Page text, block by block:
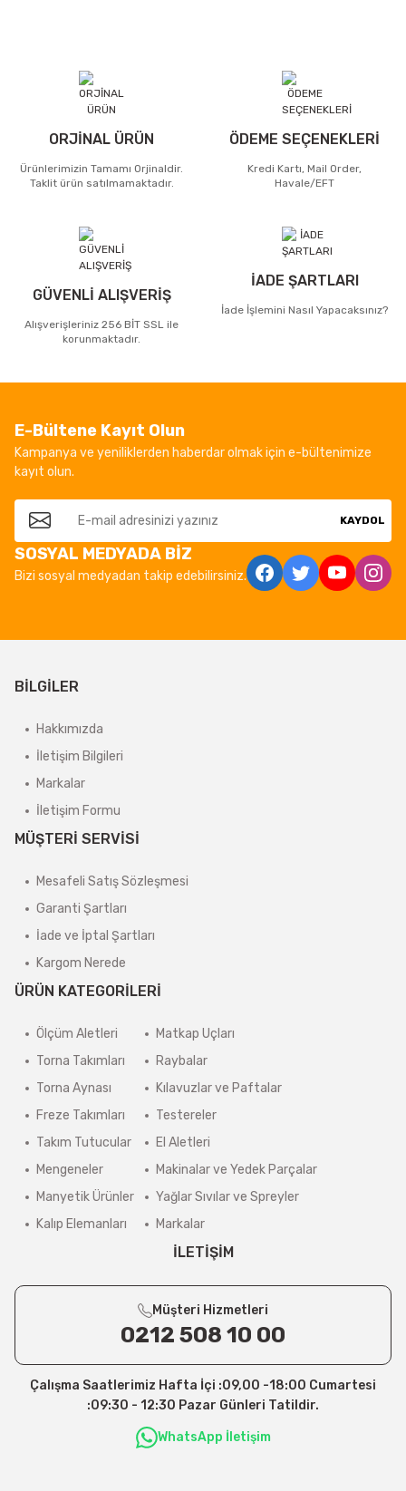
ORJİNAL ÜRÜN
Ürünlerimizin Tamamı Orjinaldir.
Taklit ürün satılmamaktadır.
ÖDEME SEÇENEKLERİ
Kredi Kartı, Mail Order,
Havale/EFT
GÜVENLİ ALIŞVERİŞ
Alışverişleriniz 256 BİT SSL ile
korunmaktadır.
İADE ŞARTLARI
İade İşlemini Nasıl Yapacaksınız?
E-Bültene Kayıt Olun
Kampanya ve yeniliklerden haberdar olmak için e-bültenimize
kayıt olun.
KAYDOL
SOSYAL MEDYADA BİZ
Bizi sosyal medyadan takip edebilirsiniz.
BİLGİLER
Hakkımızda
İletişim Bilgileri
Markalar
İletişim Formu
MÜŞTERİ SERVİSİ
Mesafeli Satış Sözleşmesi
Garanti Şartları
İade ve İptal Şartları
Kargom Nerede
ÜRÜN KATEGORİLERİ
Ölçüm Aletleri
Torna Takımları
Torna Aynası
Freze Takımları
Takım Tutucular
Mengeneler
Manyetik Ürünler
Kalıp Elemanları
Matkap Uçları
Raybalar
Kılavuzlar ve Paftalar
Testereler
El Aletleri
Makinalar ve Yedek Parçalar
Yağlar Sıvılar ve Spreyler
Markalar
İLETİŞİM
Müşteri Hizmetleri
0212 508 10 00
Çalışma Saatlerimiz Hafta İçi :09,00 -18:00 Cumartesi
:09:30 - 12:30 Pazar Günleri Tatildir.
WhatsApp İletişim